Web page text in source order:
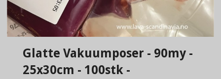
Glatte Vakuumposer - 90my -
25x30cm - 100stk -